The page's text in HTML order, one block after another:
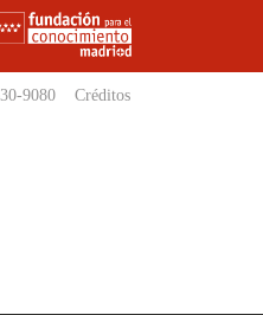
9080 Créditos